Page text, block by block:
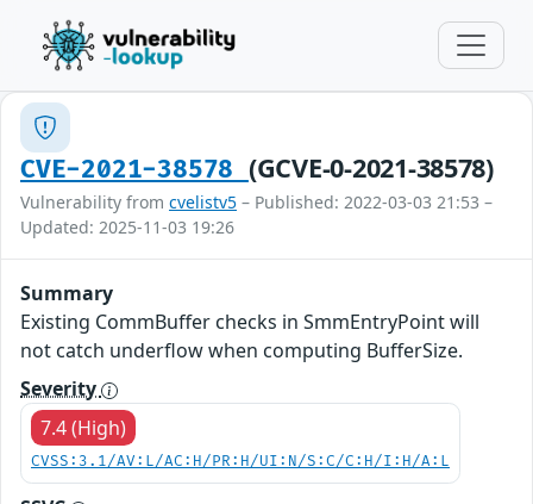
CVE-2021-38578 (GCVE-0-2021-38578)
Vulnerability from cvelistv5 – Published: 2022-03-03 21:53 –
Updated: 2025-11-03 19:26
Summary
Existing CommBuffer checks in SmmEntryPoint will
not catch underflow when computing BufferSize.
Severity
7.4 (High)
CVSS:3.1/AV:L/AC:H/PR:H/UI:N/S:C/C:H/I:H/A:L